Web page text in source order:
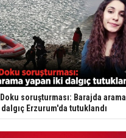
soruşturması: Barajda arama
Erzurum'da tutuklandı